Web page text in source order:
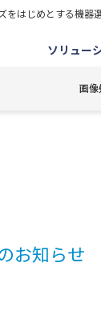
はじめとする機器
ソリュー
画像
お知らせ